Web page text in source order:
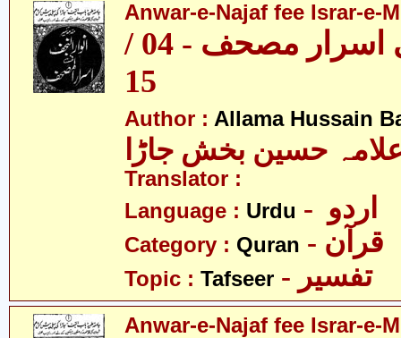
Anwar-e-Najaf fee Israr-e-
انوار نجف فی اسرار مصحف - 04 /
15
Author : Allama Hussain
حسین بخش جاڑا
Translator :
Language : Urdu
Category : Quran - قرآن
Topic : Tafseer - تفسیر
Anwar-e-Najaf fee Israr-e-